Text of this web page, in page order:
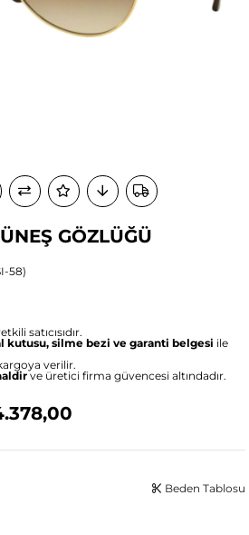
GÖZLÜĞÜ
58)
satıcısıdır.
kutusu, silme bezi ve garanti belgesi ile
verilir.
ve üretici firma güvencesi altındadır.
Beden Tablosu